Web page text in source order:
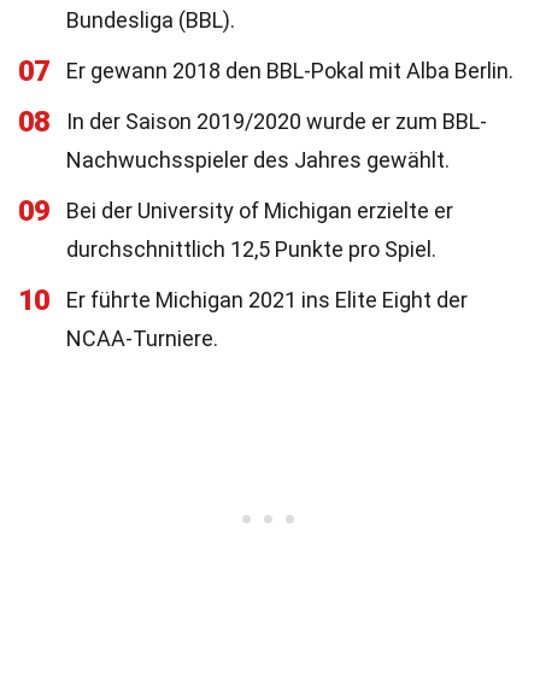
Bundesliga (BBL).
07 Er gewann 2018 den BBL-Pokal mit Alba Berlin.
08
In der Saison 2019/2020 wurde er zum BBL-
Nachwuchsspieler des Jahres gewählt.
09
Bei der University of Michigan erzielte er
durchschnittlich 12,5 Punkte pro Spiel.
10
Er führte Michigan 2021 ins Elite Eight der
NCAA-Turniere.